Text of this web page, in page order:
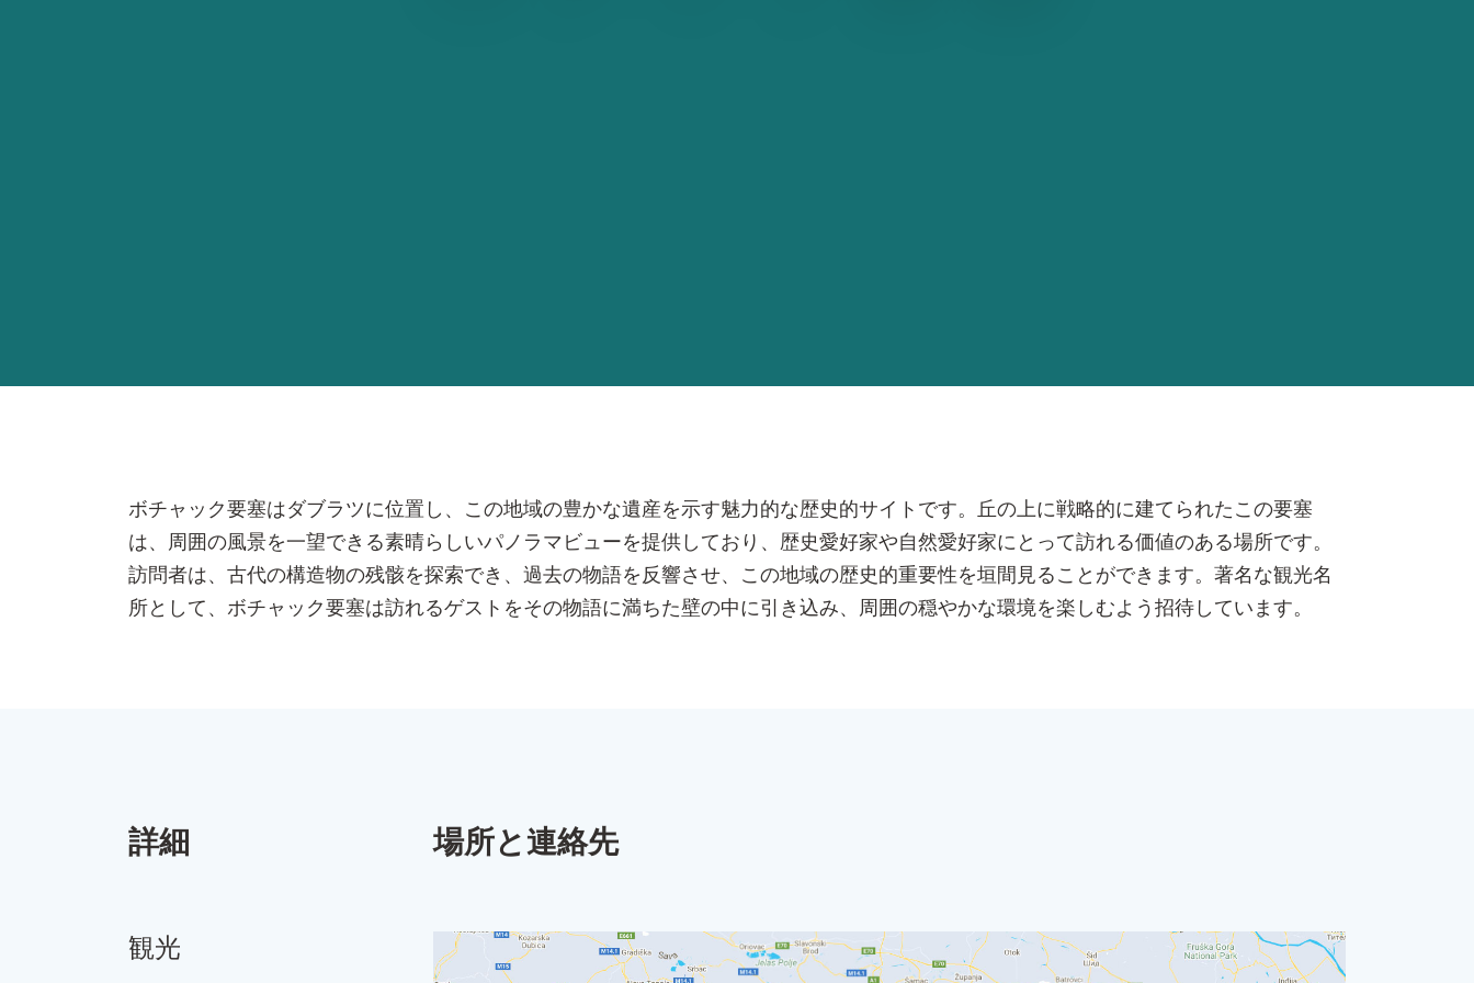
ボチャック要塞はダブラツに位置し、この地域の豊かな遺産を示す魅力的な歴史的サイトです。丘の上に戦略的に建てられたこの要塞
は、周囲の風景を一望できる素晴らしいパノラマビューを提供しており、歴史愛好家や自然愛好家にとって訪れる価値のある場所です。
訪問者は、古代の構造物の残骸を探索でき、過去の物語を反響させ、この地域の歴史的重要性を垣間見ることができます。著名な観光名
所として、ボチャック要塞は訪れるゲストをその物語に満ちた壁の中に引き込み、周囲の穏やかな環境を楽しむよう招待しています。
詳細
観光
場所と連絡先